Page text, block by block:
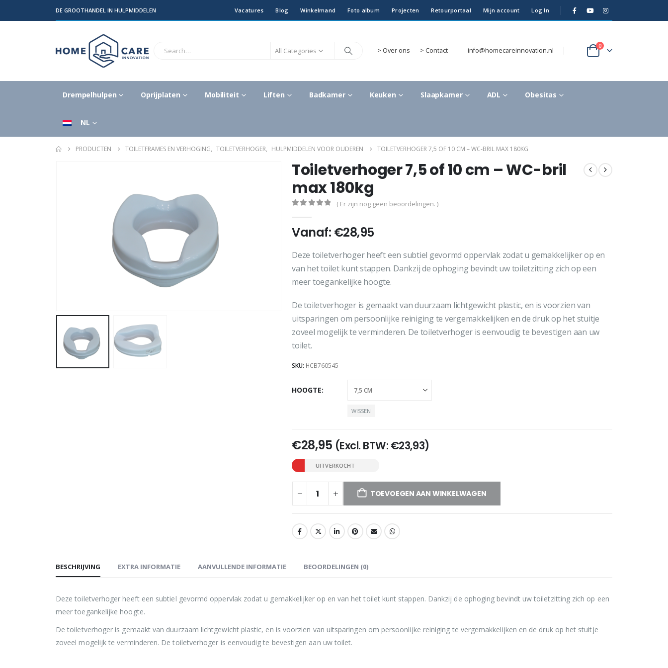
DE GROOTHANDEL IN HULPMIDDELEN Vacatures Blog Winkelmand Foto album Projecten Retourportaal Mijn account Log In
All Categories > Over ons > Contact info@homecareinnovation.nl
0
Drempelhulpen Oprijplaten Mobiliteit Liften Badkamer Keuken Slaapkamer ADL Obesitas
NL
PRODUCTEN TOILETFRAMES EN VERHOGING, TOILETVERHOGER, HULPMIDDELEN VOOR OUDEREN TOILETVERHOGER 7,5 OF 10 CM – WC-BRIL MAX 180KG
Toiletverhoger 7,5 of 10 cm – WC-bril
max 180kg
( Er zijn nog geen beoordelingen. )
Vanaf: €28,95
Deze toiletverhoger heeft een subtiel gevormd oppervlak zodat u gemakkelijker op en
van het toilet kunt stappen. Dankzij de ophoging bevindt uw toiletzitting zich op een
meer toegankelijke hoogte.
De toiletverhoger is gemaakt van duurzaam lichtgewicht plastic, en is voorzien van
uitsparingen om persoonlijke reiniging te vergemakkelijken en de druk op het stuitje
zoveel mogelijk te verminderen. De toiletverhoger is eenvoudig te bevestigen aan uw
toilet.
SKU: HCB760545
HOOGTE
WISSEN
€28,95 (Excl. BTW: €23,93)
UITVERKOCHT
TOEVOEGEN AAN WINKELWAGEN
BESCHRIJVING EXTRA INFORMATIE AANVULLENDE INFORMATIE BEOORDELINGEN (0)
Deze toiletverhoger heeft een subtiel gevormd oppervlak zodat u gemakkelijker op en van het toilet kunt stappen. Dankzij de ophoging bevindt uw toiletzitting zich op een
meer toegankelijke hoogte.
De toiletverhoger is gemaakt van duurzaam lichtgewicht plastic, en is voorzien van uitsparingen om persoonlijke reiniging te vergemakkelijken en de druk op het stuitje
zoveel mogelijk te verminderen. De toiletverhoger is eenvoudig te bevestigen aan uw toilet.